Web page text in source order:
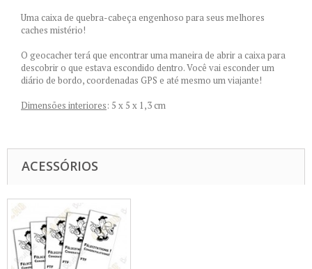
Uma caixa de quebra-cabeça engenhoso para seus melhores
caches mistério!
O geocacher terá que encontrar uma maneira de abrir a caixa para
descobrir o que estava escondido dentro. Você vai esconder um
diário de bordo, coordenadas GPS e até mesmo um viajante!
Dimensões interiores: 5 x 5 x 1,3 cm
ACESSÓRIOS